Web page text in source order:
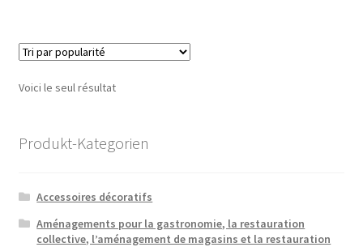
Voici le seul résultat
Produkt-Kategorien
Accessoires décoratifs
Aménagements pour la gastronomie, la restauration
collective, l’aménagement de magasins et la restauration